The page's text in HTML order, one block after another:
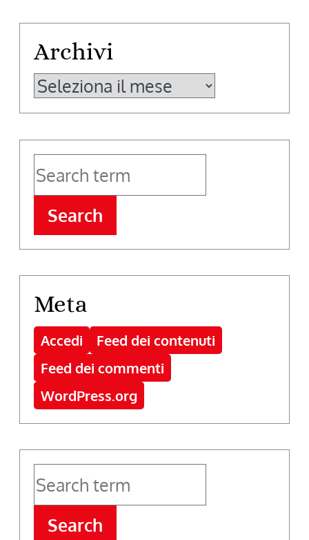
Archivi
Archivi
Search
Meta
Accedi
Feed dei contenuti
Feed dei commenti
WordPress.org
Search